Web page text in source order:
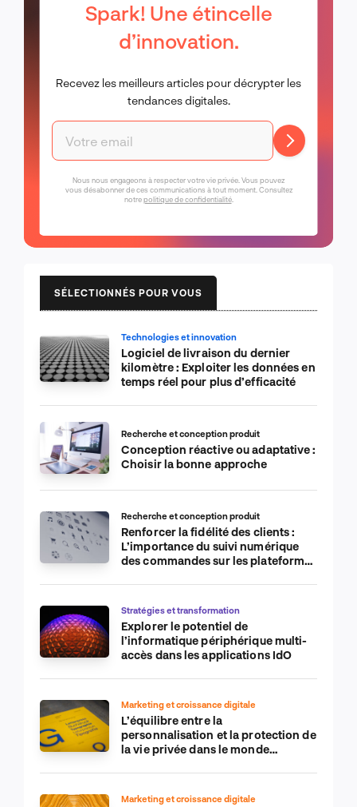
Spark! Une étincelle
d’innovation.
Recevez les meilleurs articles pour décrypter les
tendances digitales.
Nous nous engageons à respecter votre vie privée. Vous pouvez
vous désabonner de ces communications à tout moment. Consultez
notrepolitique de confidentialité.
SÉLECTIONNÉS POUR VOUS
Technologies et innovation
Logiciel de livraison du dernier
kilomètre : Exploiter les données en
temps réel pour plus d’efficacité
Recherche et conception produit
Conception réactive ou adaptative :
Choisir la bonne approche
Recherche et conception produit
Renforcer la fidélité des clients :
L’importance du suivi numérique
des commandes sur les plateformes
Stratégies et transformation
Explorer le potentiel de
l’informatique périphérique multi-
accès dans les applications IdO
Marketing et croissance digitale
L’équilibre entre la
personnalisation et la protection de
la vie privée dans le monde
Marketing et croissance digitale